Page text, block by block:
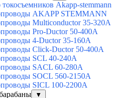
Akapp-stemmann
AKAPP STEMMANN
Multiconductor 35-320А
Pro-Ductor 50-400А
4-Ductor 35-160А
Click-Ductor 50-400А
SCL 40-240А
SACL 60-280А
SOCL 560-2150А
SICL 100-2200А
▼